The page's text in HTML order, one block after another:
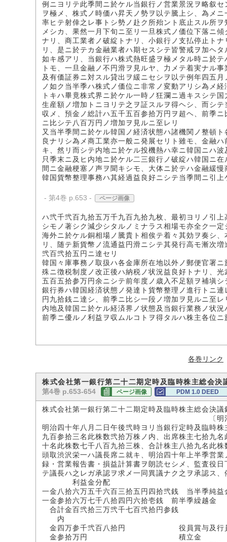
例ニヨリテ此季間ニ於ケル当銀行ノ営業景況ヲ略叙
ヲ極メ、株式ノ時価ハ昇天ノ勢ヲ以テ騰上シ、為メ
率ヒテ射倖之レ事トシ勢ノ赴ク所殆ント底止スル所
メシカ、果然一月下旬ニ至リ一旦株式ノ価位下落ニ
ナリ、商工業者ノ破綻トナリ、小銀行ノ支払停止ト
リ、是ニ於テカ金融業者ハ期セスシテ皆警戒ヲ加ヘ
如キ感アリ、当銀行ハ株式熱旺盛ヲ極メタル時ニ於
トモ、一旦金融ノ不円滑ヲ見ルヤ、力メテ着実ナル
及有価証券ニ対スル貸出ヲ緩ニセシヲ以テ例年四五
ノ如ク当半季ハ株式ノ価位ニ非常ノ変動アリシ為メ
トキハ畢竟株式界ニ於ケル一時ノ狂瀾ニ過キスシテ
生産額ノ増加トニヨリテ之ヲ証スルヲ得ヘシ、而シ
収メ、預金ノ総計ハ五千五百参拾万円ヲ超ヘ、前季
ニ比シテ八百万円ノ増加ヲ見ルニ至レリ
又当半季間ニ於ケル韓国ノ経済状態ハ諸機関ノ整頓
良ナリシ為メ商工業亦一般ニ発展セリト雖モ、金融
キ、然リ而シテ内地ニ於ケル投機熱ハ幸ニ韓国ニハ
只季末ニ及ヒ内地ニ於ケル二三銀行ノ破綻ハ韓国ニ
間ニ金融梗塞ノ声ヲ聞キシモ、大体ニ於テハ金融緩
韓国貨幣整理事務ハ其経過益良好ニシテ当季間ニ引上
- 第4巻 p.653 - ページ画像
ハ弐千弐百九拾五万千九百九拾九枚、最初ヨリノ引
シモノ著シク減少シタルノミナラス相場モ亦全ク一
海外ニ於ケル銅相場ノ騰貴ト相俟テ着々其効ヲ奏シ
リ、随テ新貨幣ノ流通益円滑ニシテ其発行高モ漸次
弐百弐拾五円ニ達セリ
韓国々庫事務ノ取扱ハ各金庫所在地以外ノ郵便官署
殊ニ徴税制度ノ改正後ハ納税ノ状況益良好トナリ、
五百五拾参万円余ニシテ前年度ノ歳入不足額ヲ補塡
銀行券ハ韓国経済状態ノ発達ト貨幣整理ノ進行トニ
円九拾銭ニ達シ、前季ニ比シ一段ノ増加ヲ見ルニ至レ
内地及韓国ニ於ケル経済界ノ状態及当銀行業務ノ状
前季ニ優ルノ利益ヲ収ムルコトヲ得タルハ株主各位
各巻リンク
株式会社第一銀行第二十二期定時及臨時株主総会
第4巻 p.653-654 ページ画像 PDM 1.0 DEED
株式会社第一銀行第二十二期定時及臨時株主総会決議
〔明治四〇年
明治四十年八月二日午後弐時ヨリ当銀行定時及臨時
九百参拾三名此株数弐拾万株ノ内、出席株主七拾九
十名此株数七千八百九拾三株、合計株主八拾九名此
頭取渋沢栄一ハ議長席ニ就キ、明治四十年上半季営
録・営業報告書・損益計算書ヲ朗読セシメ、監査役
テ議長ハ之レガ承認ヲ求メ一同異議ナク之ヲ承認ス
利益金分配
一金八拾六万五千六百三拾五円四拾弐銭 当半季純益
一金参拾六万七千八拾四円六拾壱銭 前半季繰越金
合計金百弐拾三万弐千七百弐拾円参銭
内
金四万参千弐百八拾円 役員賞与及行員
金参拾万円 積立金